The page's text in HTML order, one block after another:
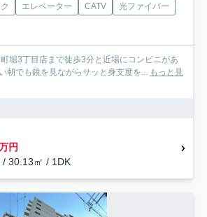
エレベーター CATV
光ファイバー
堀3丁目店まで徒歩3分と近場にコンビニがあ
朝でも鏡を見ながらサッと身支度を...
もっと見
円
/ 30.13㎡ / 1DK